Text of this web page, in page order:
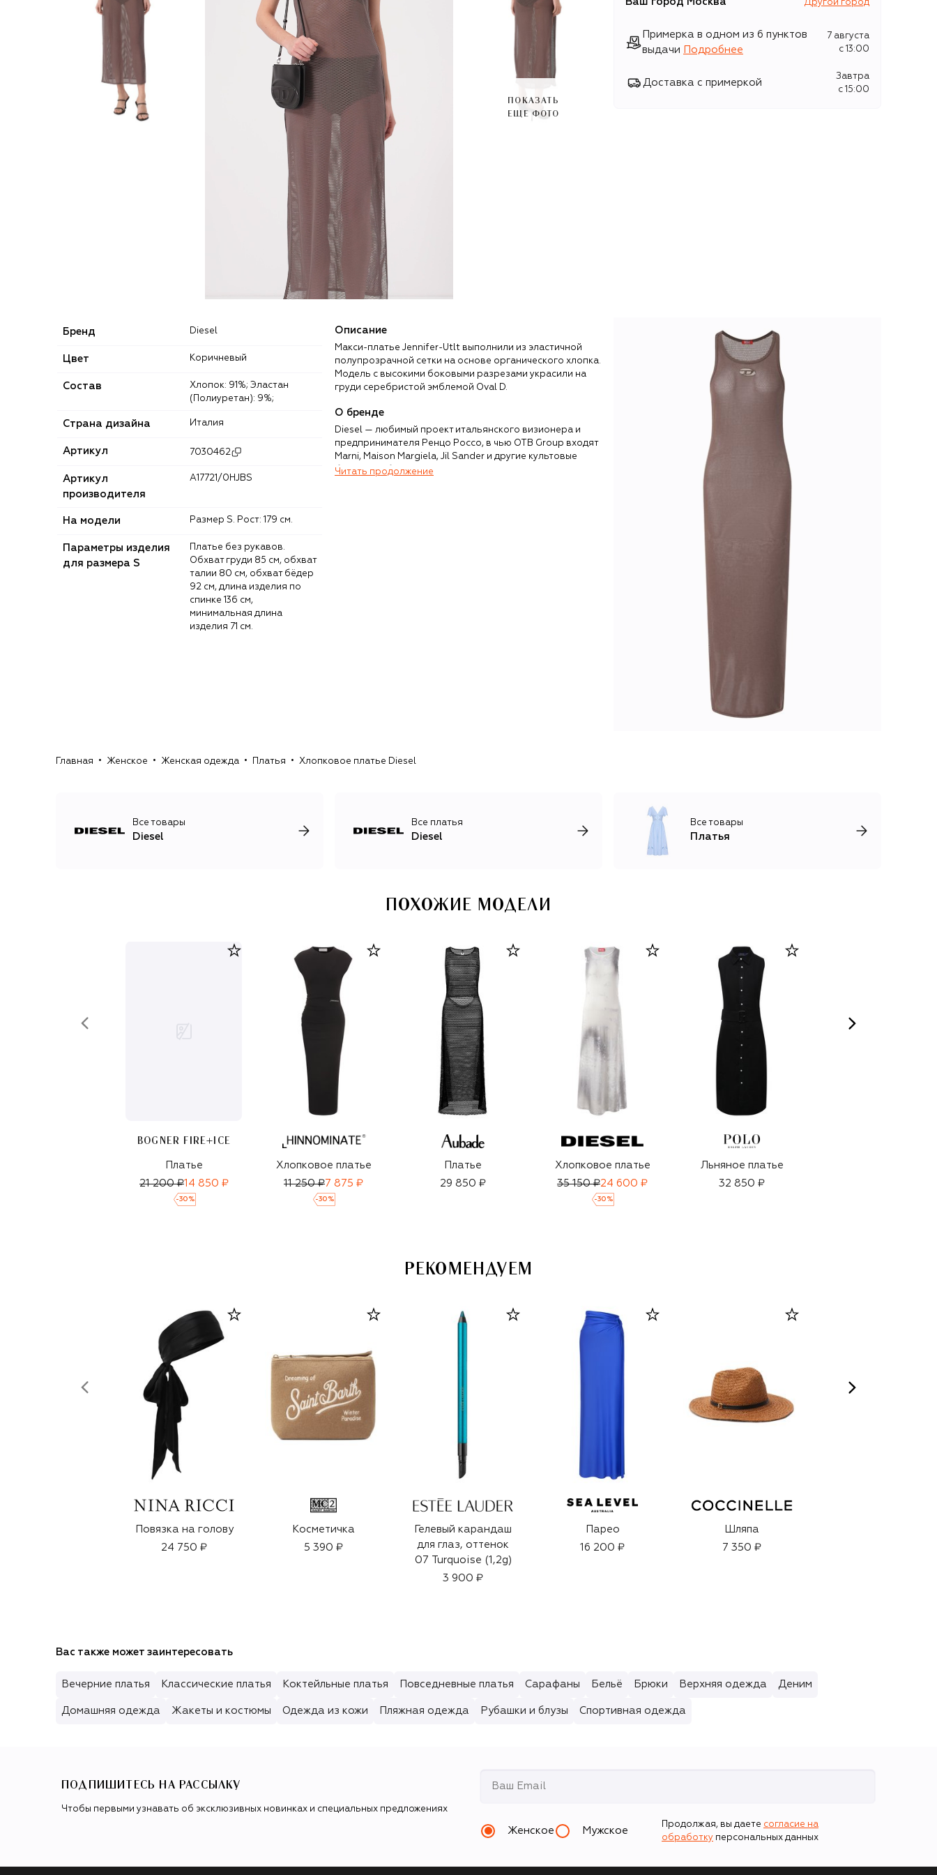
ПОКАЗАТЬ
ЕЩЕ ФОТО
Другой город
Примерка в одном из 6 пунктов
выдачи
Подробнее
7 августа
c 13:00
Доставка с примеркой
Завтра
c 15:00
Бренд Diesel
Цвет Коричневый
Состав
Хлопок: 91%; Эластан
(Полиуретан): 9%;
Страна дизайна Италия
Артикул 7030462
Артикул
производителя
A17721/0HJBS
На модели Размер S. Рост: 179 см.
Параметры изделия
для размера S
Обхват груди 85 см, обхват
талии 80 см, обхват бёдер
92 см, длина изделия по
спинке 136 см,
минимальная длина
изделия 71 см.
Описание
Макси-платье Jennifer-Utlt выполнили из эластичной
полупрозрачной сетки на основе органического хлопка.
Модель с высокими боковыми разрезами украсили на
груди серебристой эмблемой Oval D.
О бренде
Diesel — любимый проект итальянского визионера и
предпринимателя Ренцо Россо, в чью OTB Group входят
Marni, Maison Margiela, Jil Sander и другие культовые
бренды. Работу с денимом Россо начал в 1970-х, и уже в
примечательных моделей одежды. В фокусе неизменно
платья и топы в бельевом стиле, а также сумки и обувь.
Читать продолжение
Главная Женское Женская одежда Платья Хлопковое платье Diesel
Все товары
Diesel
Все платья
Diesel
Все товары
Платья
ПОХОЖИЕ МОДЕЛИ
BOGNER FIRE+ICE
Платье
21 200 ₽14 850 ₽
-30 %
Хлопковое платье
11 250 ₽7 875 ₽
-30 %
Платье
29 850 ₽
Хлопковое платье
35 150 ₽24 600 ₽
-30 %
Льняное платье
32 850 ₽
РЕКОМЕНДУЕМ
Повязка на голову
24 750 ₽
Косметичка
5 390 ₽
Гелевый карандаш
для глаз, оттенок
07 Turquoise (1,2g)
3 900 ₽
Парео
16 200 ₽
Шляпа
7 350 ₽
Вас также может заинтересовать
Вечерние платья Классические платья Коктейльные платья Повседневные платья Сарафаны Бельё Брюки Верхняя одежда Деним
Домашняя одежда Жакеты и костюмы Одежда из кожи Пляжная одежда Рубашки и блузы Спортивная одежда
ПОДПИШИТЕСЬ НА РАССЫЛКУ
Чтобы первыми узнавать об эксклюзивных новинках и специальных предложениях
Женское Мужское
Продолжая, вы даете согласие на
обработку персональных данных